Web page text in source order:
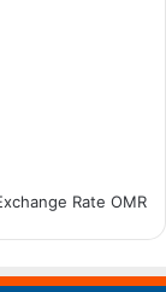
Rate OMR